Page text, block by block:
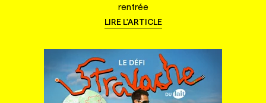
rentrée
LIRE L'ARTICLE